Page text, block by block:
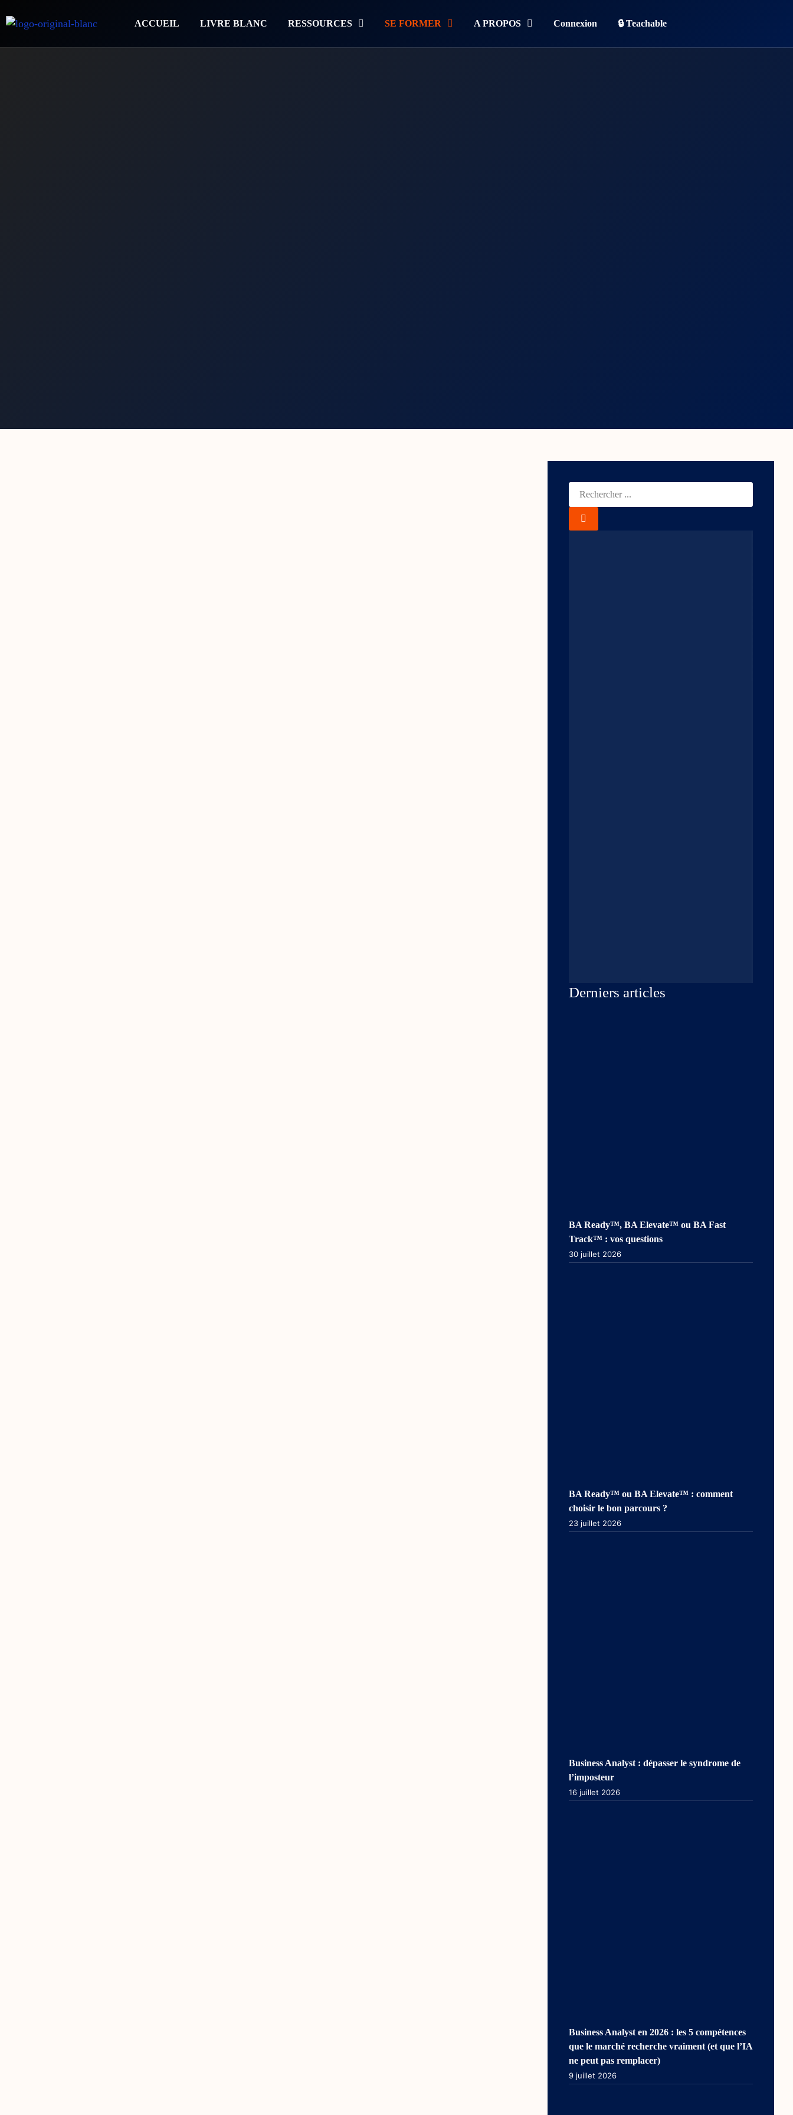
ACCUEIL LIVRE BLANC RESSOURCES SE FORMER A PROPOS Connexion 🔒 Teachable
Derniers articles
BA Ready™, BA Elevate™ ou BA Fast
Track™ : vos questions
30 juillet 2026
BA Ready™ ou BA Elevate™ : comment
choisir le bon parcours ?
23 juillet 2026
Business Analyst : dépasser le syndrome de
l’imposteur
16 juillet 2026
Business Analyst en 2026 : les 5 compétences
que le marché recherche vraiment (et que l’IA
ne peut pas remplacer)
9 juillet 2026